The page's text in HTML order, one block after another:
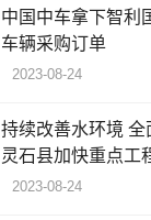
中国中车拿下智利
车辆采购订单
2023-08-24
持续改善水环境
灵石县加快重点工
水大文章
2023-08-24